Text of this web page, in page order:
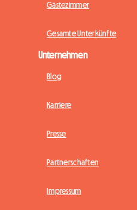
Gästezimmer
Gesamte Unterkünfte
Unternehmen
Blog
Karriere
Presse
Partnerschaften
Impressum